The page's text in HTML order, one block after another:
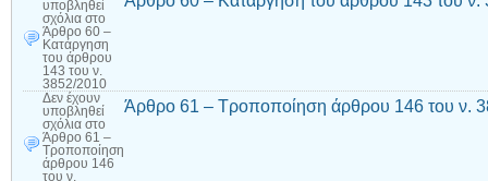
υποβληθεί
σχόλια στο
Άρθρο 60 –
Κατάργηση
του άρθρου
143 του ν.
3852/2010
Δεν έχουν
υποβληθεί
σχόλια στο
Άρθρο 61 –
Τροποποίηση
άρθρου 146
του ν.
Άρθρο 61 – Τροποποίηση άρθρου 146 του ν.